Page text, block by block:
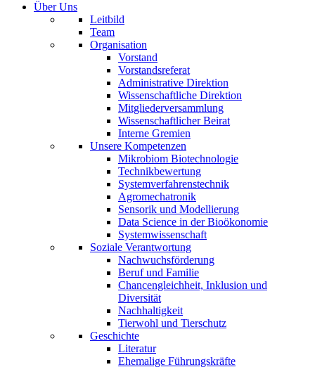
Über Uns
Leitbild
Team
Organisation
Vorstand
Vorstandsreferat
Administrative Direktion
Wissenschaftliche Direktion
Mitgliederversammlung
Wissenschaftlicher Beirat
Interne Gremien
Unsere Kompetenzen
Mikrobiom Biotechnologie
Technikbewertung
Systemverfahrenstechnik
Agromechatronik
Sensorik und Modellierung
Data Science in der Bioökonomie
Systemwissenschaft
Soziale Verantwortung
Nachwuchsförderung
Beruf und Familie
Chancengleichheit, Inklusion und
Diversität
Nachhaltigkeit
Tierwohl und Tierschutz
Geschichte
Literatur
Ehemalige Führungskräfte